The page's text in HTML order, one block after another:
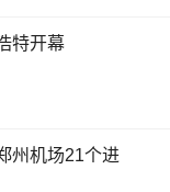
特开幕
州机场21个进